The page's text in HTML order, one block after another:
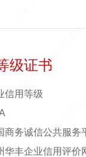
级证书
信用等级
商务诚信公共服务
华丰企业信用评价